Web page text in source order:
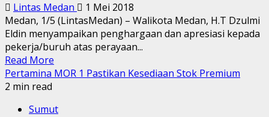
Lintas Medan
1 Mei 2018
Medan, 1/5 (LintasMedan) – Walikota Medan, H.T Dzulmi
Eldin menyampaikan penghargaan dan apresiasi kepada
pekerja/buruh atas perayaan...
Read More
Pertamina MOR 1 Pastikan Kesediaan Stok Premium
2 min read
Sumut